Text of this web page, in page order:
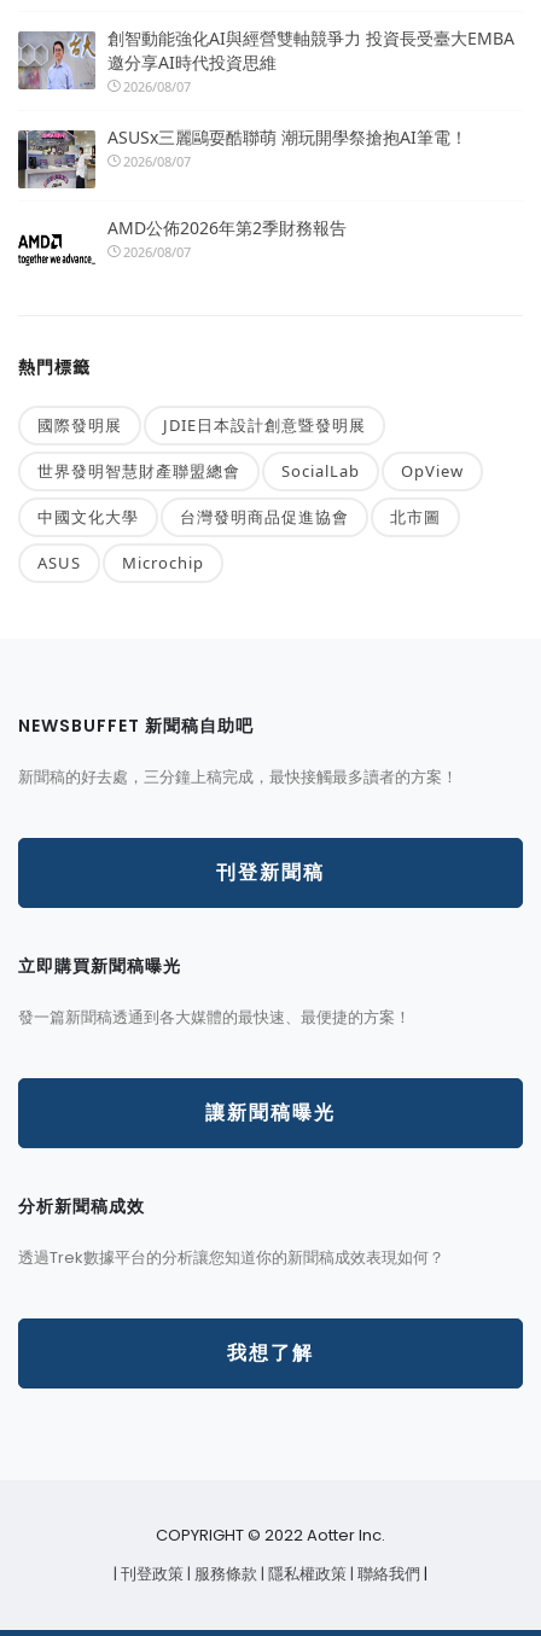
創智動能強化AI與經營雙軸競爭力 投資長受臺大EMBA
邀分享AI時代投資思維
2026/08/07
ASUSx三麗鷗耍酷聯萌 潮玩開學祭搶抱AI筆電！
2026/08/07
AMD公佈2026年第2季財務報告
2026/08/07
熱門標籤
國際發明展 JDIE日本設計創意暨發明展
世界發明智慧財產聯盟總會 SocialLab OpView
中國文化大學 台灣發明商品促進協會 北市圖
ASUS Microchip
NEWSBUFFET 新聞稿自助吧
新聞稿的好去處，三分鐘上稿完成，最快接觸最多讀者的方案！
刊登新聞稿
立即購買新聞稿曝光
發一篇新聞稿透通到各大媒體的最快速、最便捷的方案！
讓新聞稿曝光
分析新聞稿成效
透過Trek數據平台的分析讓您知道你的新聞稿成效表現如何？
我想了解
COPYRIGHT © 2022 Aotter Inc.
| 刊登政策| 服務條款| 隱私權政策| 聯絡我們 |